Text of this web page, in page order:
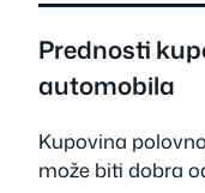
Prednosti
automobila
Kupovina
može biti dobra